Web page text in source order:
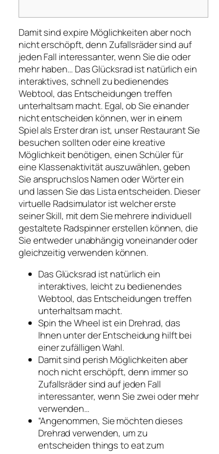
Damit sind expire Möglichkeiten aber noch
nicht erschöpft, denn Zufallsräder sind auf
jeden Fall interessanter, wenn Sie die oder
mehr haben… Das Glücksrad ist natürlich ein
interaktives, schnell zu bedienendes
Webtool, das Entscheidungen treffen
unterhaltsam macht. Egal, ob Sie einander
nicht entscheiden können, wer in einem
Spiel als Erster dran ist, unser Restaurant Sie
besuchen sollten oder eine kreative
Möglichkeit benötigen, einen Schüler für
eine Klassenaktivität auszuwählen, geben
Sie anspruchslos Namen oder Wörter ein
und lassen Sie das Lista entscheiden. Dieser
virtuelle Radsimulator ist welcher erste
seiner Skill, mit dem Sie mehrere individuell
gestaltete Radspinner erstellen können, die
Sie entweder unabhängig voneinander oder
gleichzeitig verwenden können.
Das Glücksrad ist natürlich ein
interaktives, leicht zu bedienendes
Webtool, das Entscheidungen treffen
unterhaltsam macht.
Spin the Wheel ist ein Drehrad, das
Ihnen unter der Entscheidung hilft bei
einer zufälligen Wahl.
Damit sind perish Möglichkeiten aber
noch nicht erschöpft, denn immer so
Zufallsräder sind auf jeden Fall
interessanter, wenn Sie zwei oder mehr
verwenden…
“Angenommen, Sie möchten dieses
Drehrad verwenden, um zu
entscheiden things to eat zum